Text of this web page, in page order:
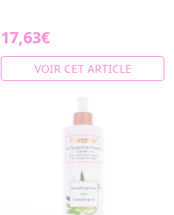
17,63€
VOIR CET ARTICLE